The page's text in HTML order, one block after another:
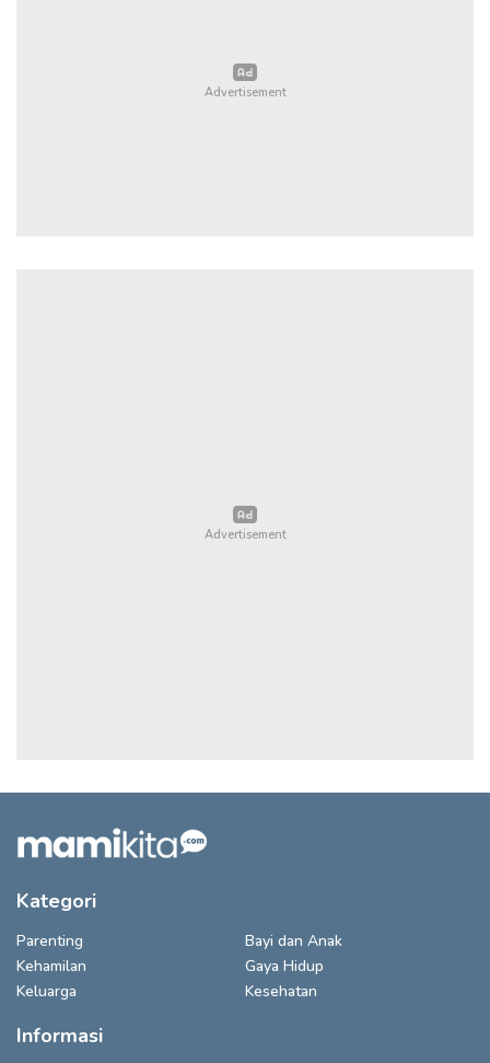
Kategori
Parenting
Bayi dan Anak
Kehamilan
Gaya Hidup
Keluarga
Kesehatan
Informasi